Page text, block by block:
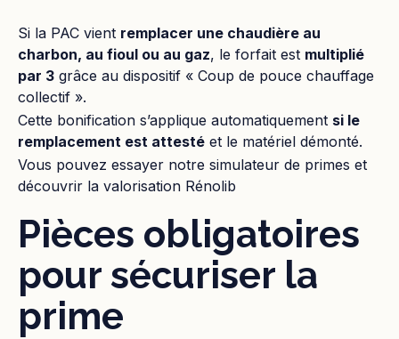
Si la PAC vient remplacer une chaudière au
charbon, au fioul ou au gaz, le forfait est multiplié
par 3 grâce au dispositif « Coup de pouce chauffage
collectif ».
Cette bonification s’applique automatiquement si le
remplacement est attesté et le matériel démonté.
Vous pouvez essayer notre simulateur de primes et
découvrir la valorisation Rénolib
Pièces obligatoires
pour sécuriser la
prime